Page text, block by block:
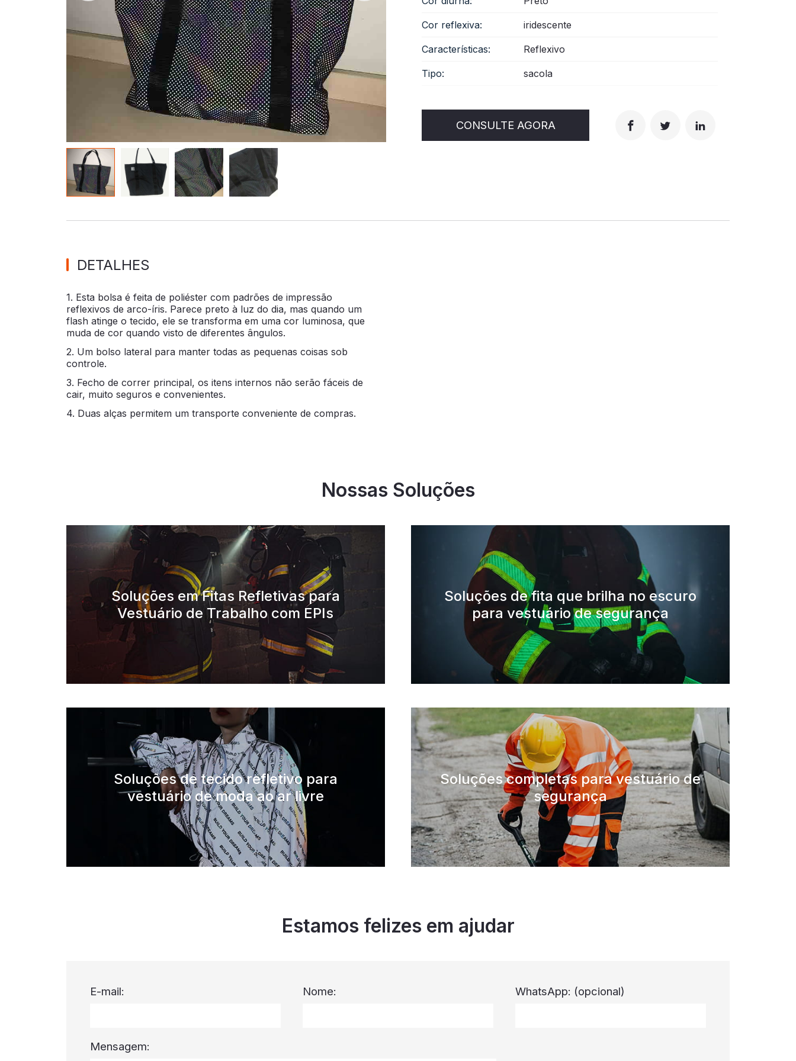
de material que brilha no escuro
Cor reflexiva: iridescente
Características: Reflexivo
Tipo: sacola
CONSULTE AGORA
DETALHES
1. Esta bolsa é feita de poliéster com padrões de impressão
reflexivos de arco-íris. Parece preto à luz do dia, mas quando um
flash atinge o tecido, ele se transforma em uma cor luminosa, que
muda de cor quando visto de diferentes ângulos.
2. Um bolso lateral para manter todas as pequenas coisas sob
controle.
3. Fecho de correr principal, os itens internos não serão fáceis de
cair, muito seguros e convenientes.
4. Duas alças permitem um transporte conveniente de compras.
Nossas Soluções
Soluções em Fitas Refletivas para
Vestuário de Trabalho com EPIs
Soluções de fita que brilha no escuro
para vestuário de segurança
Soluções de tecido refletivo para
vestuário de moda ao ar livre
Soluções completas para vestuário de
segurança
Estamos felizes em ajudar
E-mail: Nome: WhatsApp: (opcional)
Mensagem: